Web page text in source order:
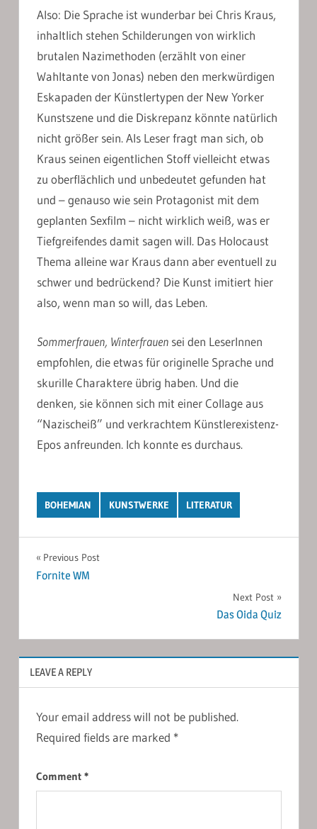
Also: Die Sprache ist wunderbar bei Chris Kraus,
inhaltlich stehen Schilderungen von wirklich
brutalen Nazimethoden (erzählt von einer
Wahltante von Jonas) neben den merkwürdigen
Eskapaden der Künstlertypen der New Yorker
Kunstszene und die Diskrepanz könnte natürlich
nicht größer sein. Als Leser fragt man sich, ob
Kraus seinen eigentlichen Stoff vielleicht etwas
zu oberflächlich und unbedeutet gefunden hat
und – genauso wie sein Protagonist mit dem
geplanten Sexfilm – nicht wirklich weiß, was er
Tiefgreifendes damit sagen will. Das Holocaust
Thema alleine war Kraus dann aber eventuell zu
schwer und bedrückend? Die Kunst imitiert hier
also, wenn man so will, das Leben.
Sommerfrauen, Winterfrauen sei den LeserInnen
empfohlen, die etwas für originelle Sprache und
skurille Charaktere übrig haben. Und die
denken, sie können sich mit einer Collage aus
“Nazischeiß” und verkrachtem Künstlerexistenz-
Epos anfreunden. Ich konnte es durchaus.
BOHEMIAN KUNSTWERKE LITERATUR
Post
Previous Post
Fornite WM
Next Post
Das Oida Quiz
LEAVE A REPLY
Your email address will not be published.
Required fields are marked *
Comment *